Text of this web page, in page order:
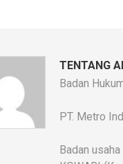
TENTANG
Badan
PT. Metro
Badan usaha